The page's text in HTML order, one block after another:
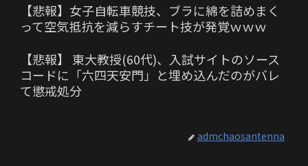
【悲報】女子自転車競技、ブラに綿を詰めまく
って空気抵抗を減らすチート技が発覚ｗｗｗ
【悲報】 東大教授(60代)、入試サイトのソース
コードに「六四天安門」と埋め込んだのがバレ
て懲戒処分
admchaosantenna